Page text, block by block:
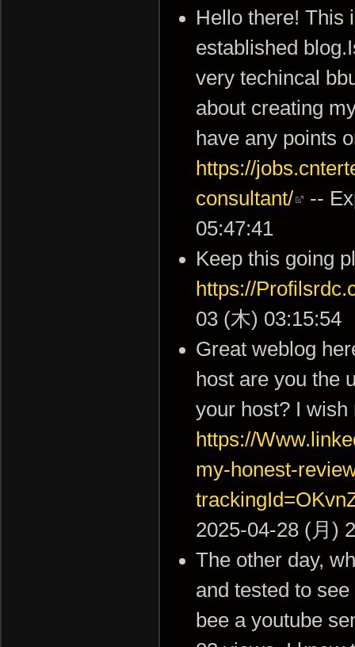
Hello there! This
established
very techincal
about creating
have any points
https://
consultant/
--
05:47:41
Keep this going
https://
03 (木) 03:15:54
Great weblog
host are you the
your host? I
https://
my-honest-
2025-04-28 (月)
The other day,
and tested to
bee a youtube